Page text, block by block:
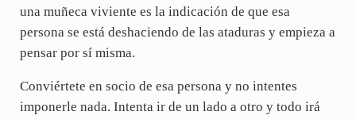
una muñeca viviente es la indicación de que esa
persona se está deshaciendo de las ataduras y empieza a
pensar por sí misma.
Conviértete en socio de esa persona y no intentes
imponerle nada. Intenta ir de un lado a otro y todo irá